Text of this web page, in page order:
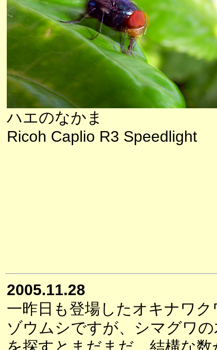
ハエのなかま
Ricoh Caplio R3 Speedlight
2005.11.28
一昨日も登場したオキナワク
ゾウムシですが、シマグワ